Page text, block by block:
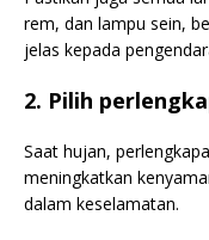
rem, dan lampu sein,
jelas kepada
2. Pilih
Saat hujan,
meningkatkan
dalam keselamatan.